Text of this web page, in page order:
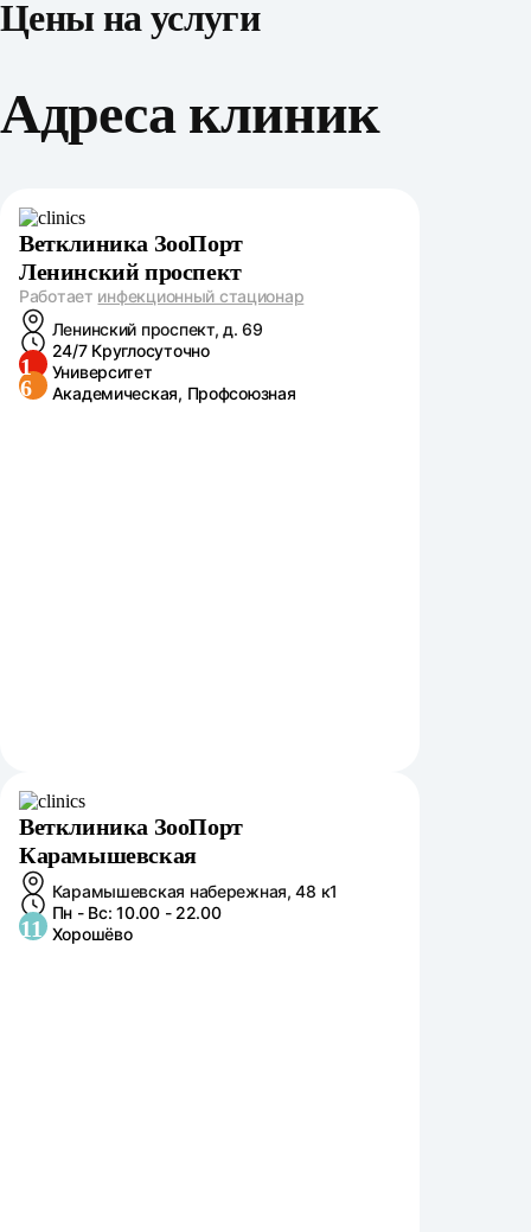
Цены на услуги
Адреса клиник
Ветклиника ЗооПорт
Ленинский проспект
Работает инфекционный стационар
Ленинский проспект, д. 69
24/7 Круглосуточно
1 Университет
6 Академическая, Профсоюзная
Ветклиника ЗооПорт
Карамышевская
Карамышевская набережная, 48 к1
Пн - Вс: 10.00 - 22.00
11 Хорошёво